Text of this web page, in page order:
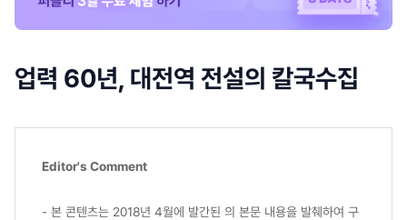
업력 60년, 대전역 전설의 칼국수집
Editor's Comment
- 본 콘텐츠는 2018년 4월에 발간된 의 본문 내용을 발췌하여 구